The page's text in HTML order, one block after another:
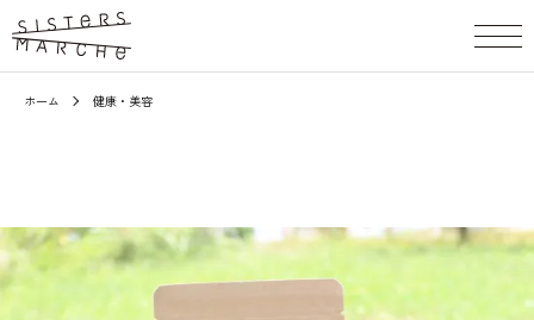
ホーム 健康・美容